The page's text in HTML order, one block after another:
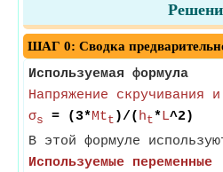
ШАГ 0: Сводка
Используемая формула
Напряжение скручивания
σs = (3*Mtt )/( ht*L^2)
В этой формуле
Используемые переменные